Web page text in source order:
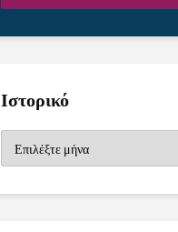
Ιστορικό